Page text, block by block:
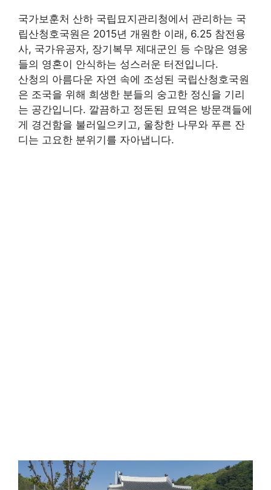
국가보훈처 산하 국립묘지관리청에서 관리하는 국
립산청호국원은 2015년 개원한 이래, 6.25 참전용
사, 국가유공자, 장기복무 제대군인 등 수많은 영웅
들의 영혼이 안식하는 성스러운 터전입니다.
산청의 아름다운 자연 속에 조성된 국립산청호국원
은 조국을 위해 희생한 분들의 숭고한 정신을 기리
는 공간입니다. 깔끔하고 정돈된 묘역은 방문객들에
게 경건함을 불러일으키고, 울창한 나무와 푸른 잔
디는 고요한 분위기를 자아냅니다.